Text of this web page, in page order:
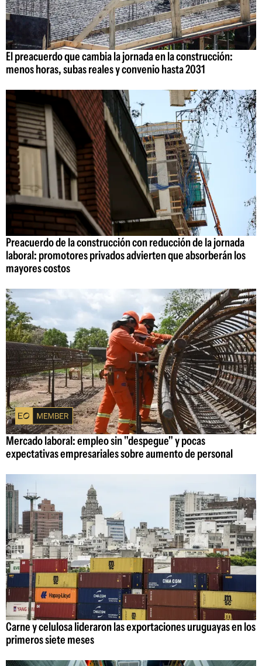
El preacuerdo que cambia la jornada en la construcción:
menos horas, subas reales y convenio hasta 2031
Preacuerdo de la construcción con reducción de la jornada
laboral: promotores privados advierten que absorberán los
mayores costos
Mercado laboral: empleo sin "despegue" y pocas
expectativas empresariales sobre aumento de personal
Carne y celulosa lideraron las exportaciones uruguayas en los
primeros siete meses